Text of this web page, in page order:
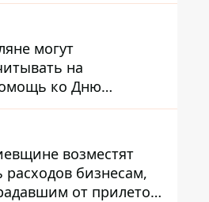
могут
на
ко Дню
- кому ее
возместят
расходов бизнесам,
от прилетов